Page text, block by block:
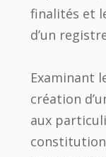
finalités et
d’un
Examinant
création
aux